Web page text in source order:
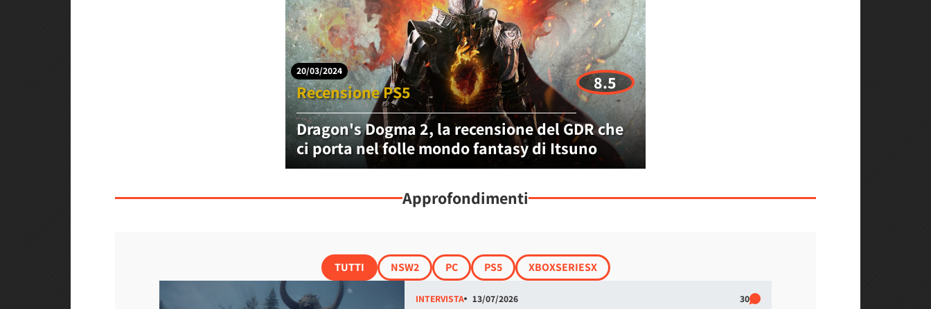
20/03/2024
Recensione PS5 8.5
Dragon's Dogma 2, la recensione del GDR che
ci porta nel folle mondo fantasy di Itsuno
Approfondimenti
TUTTI NSW2 PC PS5 XBOXSERIESX
INTERVISTA 13/07/2026 30